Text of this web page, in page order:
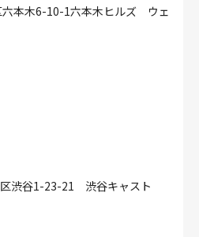
本木6-10-1六本木ヒルズ ウェ
渋谷1-23-21 渋谷キャスト